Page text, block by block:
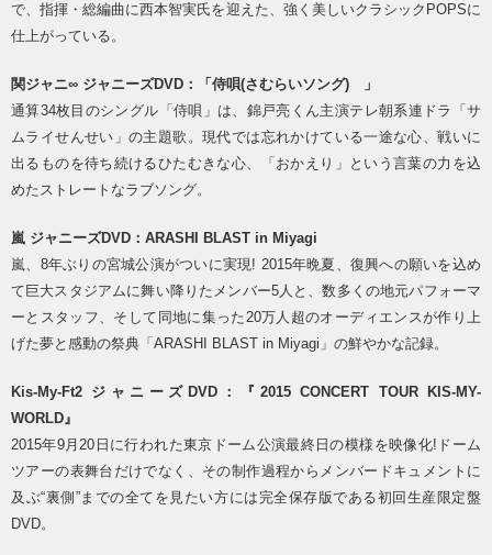
で、指揮・総編曲に西本智実氏を迎えた、強く美しいクラシックPOPSに
仕上がっている。
関ジャニ∞ ジャニーズDVD：「侍唄(さむらいソング) 」
通算34枚目のシングル「侍唄」は、錦戸亮くん主演テレ朝系連ドラ「サ
ムライせんせい」の主題歌。現代では忘れかけている一途な心、戦いに
出るものを待ち続けるひたむきな心、「おかえり」という言葉の力を込
めたストレートなラブソング。
嵐 ジャニーズDVD：ARASHI BLAST in Miyagi
嵐、8年ぶりの宮城公演がついに実現! 2015年晩夏、復興への願いを込め
て巨大スタジアムに舞い降りたメンバー5人と、数多くの地元パフォーマ
ーとスタッフ、そして同地に集った20万人超のオーディエンスが作り上
げた夢と感動の祭典「ARASHI BLAST in Miyagi」の鮮やかな記録。
Kis-My-Ft2 ジャニーズDVD：『2015 CONCERT TOUR KIS-MY-
WORLD』
2015年9月20日に行われた東京ドーム公演最終日の模様を映像化!ドーム
ツアーの表舞台だけでなく、その制作過程からメンバードキュメントに
及ぶ“裏側”までの全てを見たい方には完全保存版である初回生産限定盤
DVD。